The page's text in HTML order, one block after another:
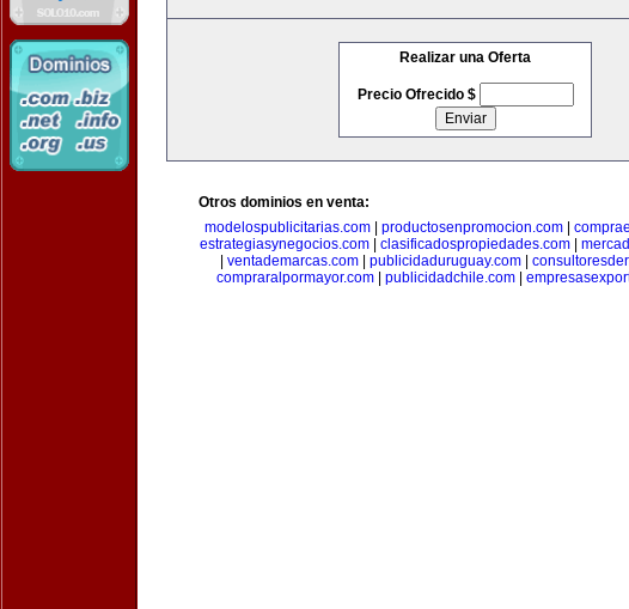
Realizar una Oferta
Precio Ofrecido $
Otros dominios en venta:
modelospublicitarias.com
productosenpromocion.com
estrategiasynegocios.com| clasificadospropiedades.com|
ventademarcas.com publicidaduruguay.com
compraralpormayor.com| publicidadchile.com|